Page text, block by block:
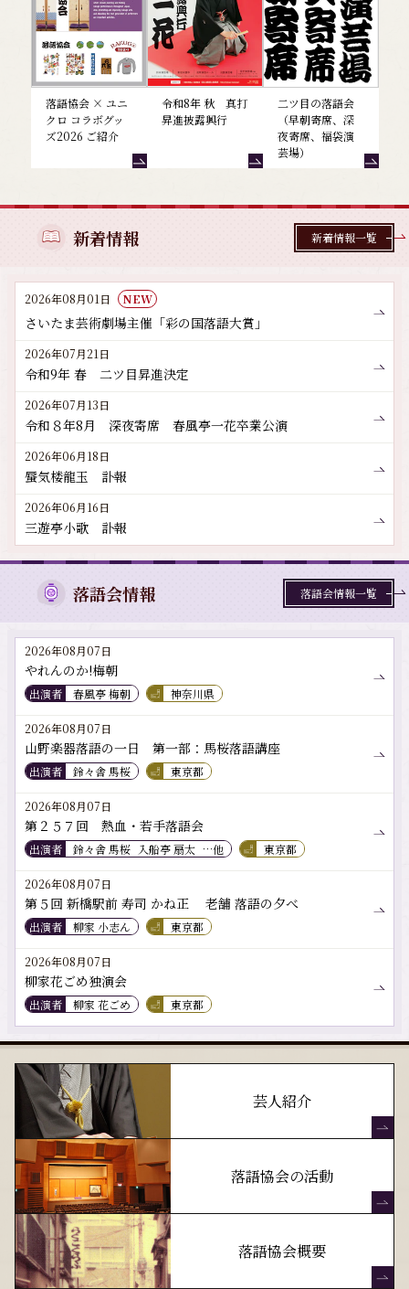
落語協会 × ユニ
クロ コラボグッ
ズ2026 ご紹介
令和8年 秋 真打
昇進披露興行
二ツ目の落語会
（早朝寄席、深
夜寄席、福袋演
芸場）
新着情報
2026年08月01日 NEW
さいたま芸術劇場主催「彩の国落語大賞」
2026年07月21日
令和9年 春 二ツ目昇進決定
2026年07月13日
令和８年8月 深夜寄席 春風亭一花卒業公演
2026年06月18日
蜃気楼龍玉 訃報
2026年06月16日
三遊亭小歌 訃報
新着情報一覧
落語会情報
2026年08月07日
やれんのか!梅朝
出演者 春風亭 梅朝 神奈川県
2026年08月07日
山野楽器落語の一日 第一部：馬桜落語講座
出演者 鈴々舎 馬桜 東京都
2026年08月07日
第２５７回 熱血・若手落語会
出演者 鈴々舎 馬桜 入船亭 扇太 …他 東京都
2026年08月07日
第５回 新橋駅前 寿司 かね正 老舗 落語の夕べ
出演者 柳家 小志ん 東京都
2026年08月07日
柳家花ごめ独演会
出演者 柳家 花ごめ 東京都
落語会情報一覧
芸人紹介
落語協会の活動
落語協会概要